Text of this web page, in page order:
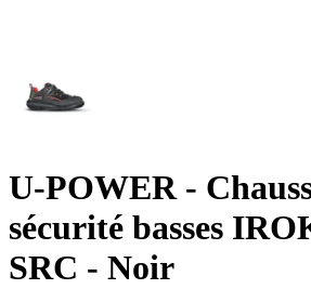
U-POWER -
sécurité basses
SRC - Noir